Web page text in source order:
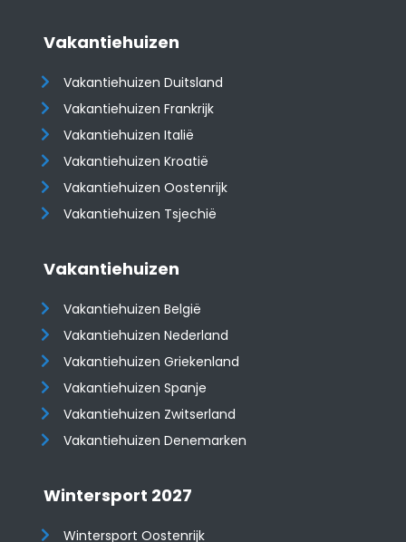
Vakantiehuizen
Vakantiehuizen Duitsland
Vakantiehuizen Frankrijk
Vakantiehuizen Italië
Vakantiehuizen Kroatië
​​​​​​​Vakantiehuizen Oostenrijk
Vakantiehuizen Tsjechië
Vakantiehuizen
Vakantiehuizen België
Vakantiehuizen Nederland
Vakantiehuizen Griekenland
Vakantiehuizen Spanje
​​​​​​​Vakantiehuizen Zwitserland
Vakantiehuizen Denemarken
Wintersport 2027
Wintersport Oostenrijk